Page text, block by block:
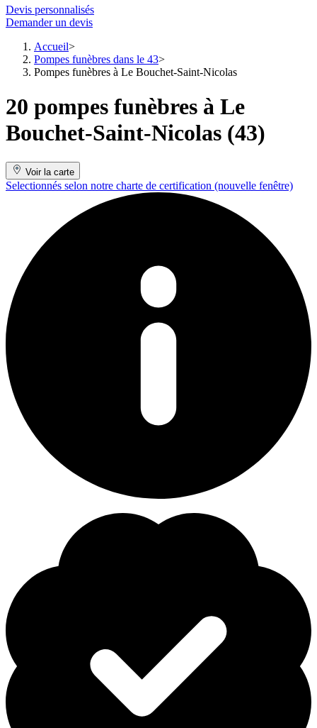
Devis personnalisés
Demander un devis
Accueil
Pompes funèbres dans le 43
Pompes funèbres à Le Bouchet-Saint-Nicolas
20 pompes funèbres à Le
Bouchet-Saint-Nicolas (43)
Voir la carte
Selectionnés selon notre charte de certification (nouvelle fenêtre)